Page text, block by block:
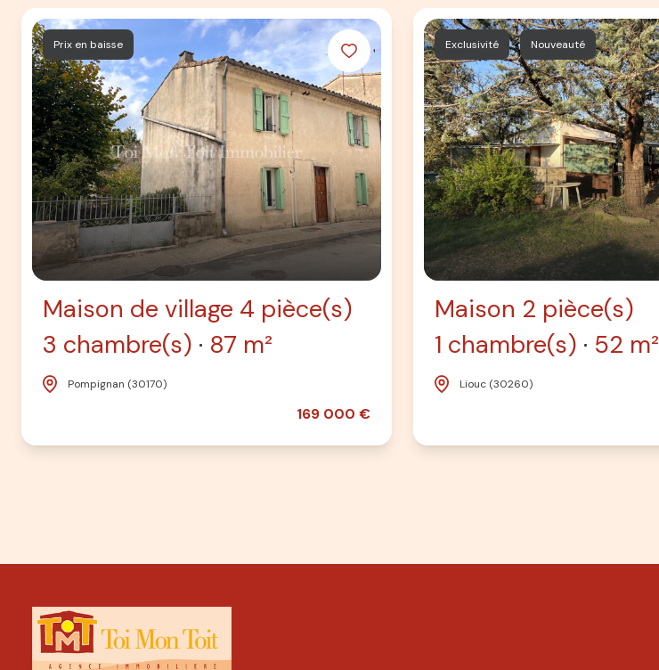
Prix en baisse
Maison de village 4 pièce(s)
3 chambre(s)
87 m²
Pompignan (30170)
169 000 €
Exclusivité Nouveauté
Maison 2 pièce(s)
1 chambre(s)
52 m²
Liouc (30260)